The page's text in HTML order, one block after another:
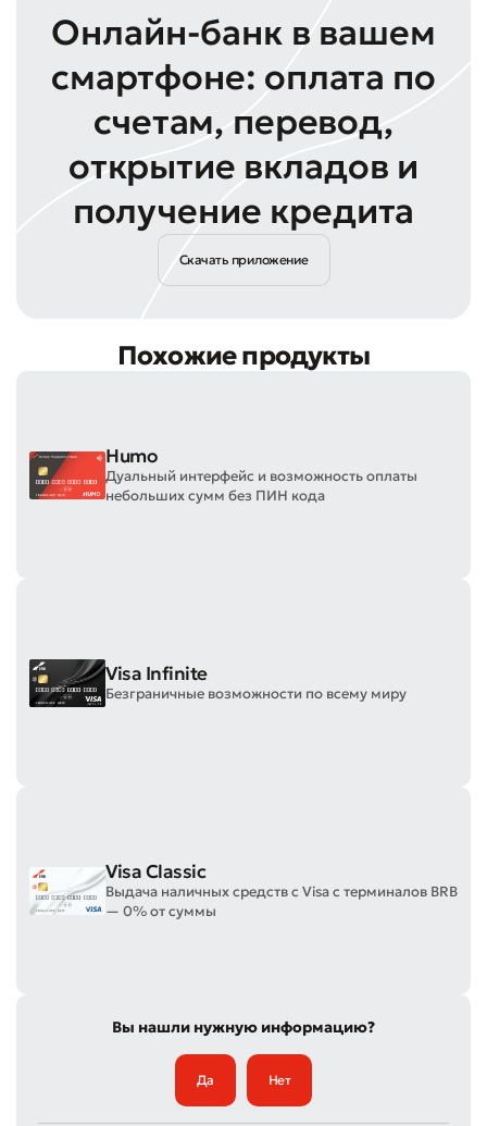
Онлайн-банк в вашем
смартфоне: оплата по
счетам, перевод,
открытие вкладов и
получение кредита
Скачать приложение
Похожие продукты
Humo
Дуальный интерфейс и возможность оплаты
небольших сумм без ПИН кода
Visa Infinite
Безграничные возможности по всему миру
Visa Classic
Выдача наличных средств с Visa с терминалов BRB
— 0% от суммы
Вы нашли нужную информацию?
Да Нет